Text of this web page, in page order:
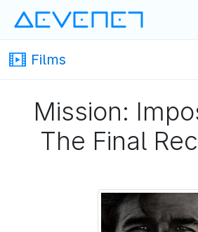
Films
Mission:
The Final